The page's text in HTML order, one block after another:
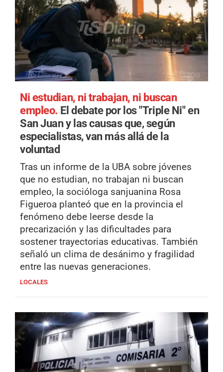
Ni estudian, ni trabajan, ni buscan
empleo. El debate por los "Triple Ni" en
San Juan y las causas que, según
especialistas, van más allá de la
voluntad
Tras un informe de la UBA sobre jóvenes
que no estudian, no trabajan ni buscan
empleo, la socióloga sanjuanina Rosa
Figueroa planteó que en la provincia el
fenómeno debe leerse desde la
precarización y las dificultades para
sostener trayectorias educativas. También
señaló un clima de desánimo y fragilidad
entre las nuevas generaciones.
LOCALES